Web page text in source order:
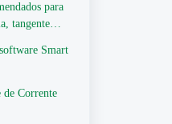
para
tangente
Smart
Corrente